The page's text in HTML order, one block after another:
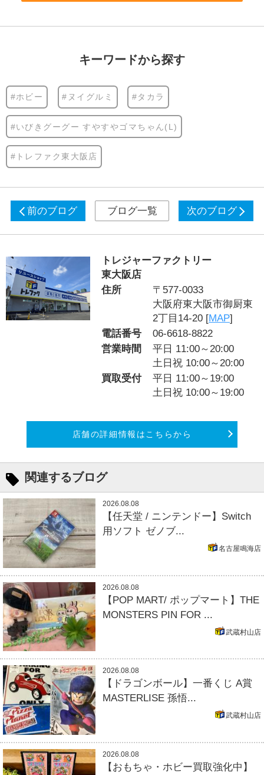
キーワードから探す
#ホビー #ヌイグルミ #タカラ
#いびきグーグー すやすやゴマちゃん(L)
#トレファク東大阪店
前のブログ ブログ一覧 次のブログ
トレジャーファクトリー
東大阪店
住所
〒577-0033
大阪府東大阪市御厨東
2丁目14-20 [MAP]
電話番号
06-6618-8822
営業時間
平日 11:00～20:00
土日祝 10:00～20:00
買取受付
平日 11:00～19:00
土日祝 10:00～19:00
店舗の詳細情報はこちらから
関連するブログ
2026.08.08
【任天堂 / ニンテンドー】Switch
用ソフト ゼノブ...
名古屋鳴海店
2026.08.08
【POP MART/ ポップマート】THE
MONSTERS PIN FOR ...
武蔵村山店
2026.08.08
【ドラゴンボール】一番くじ A賞
MASTERLISE 孫悟...
武蔵村山店
2026.08.08
【おもちゃ・ホビー買取強化中】